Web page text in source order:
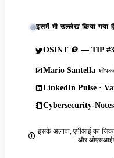
इसमें भी उल्लेख किया गया
OSINT 🪙 — TIP
Mario Santella
LinkedIn Pulse ·
Cybersecurity-
इसके अलावा, एपीआई का
और